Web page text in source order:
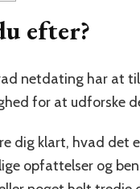
efter?
netdating har at
for at udforske
dig klart, hvad det
opfattelser og